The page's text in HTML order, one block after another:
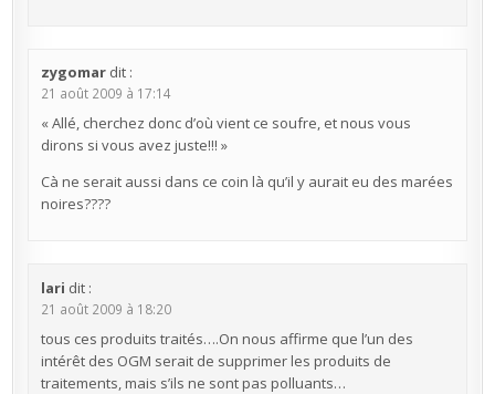
zygomar dit :
21 août 2009 à 17:14
« Allé, cherchez donc d’où vient ce soufre, et nous vous
dirons si vous avez juste!!! »
Cà ne serait aussi dans ce coin là qu’il y aurait eu des marées
noires????
lari dit :
21 août 2009 à 18:20
tous ces produits traités….On nous affirme que l’un des
intérêt des OGM serait de supprimer les produits de
traitements, mais s’ils ne sont pas polluants…